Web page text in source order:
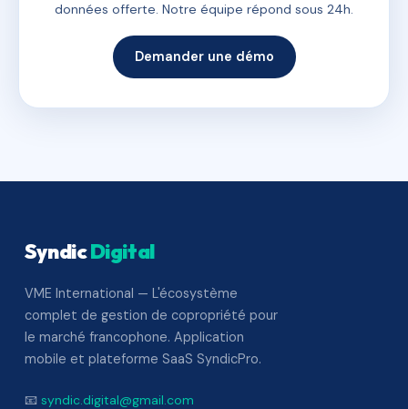
données offerte. Notre équipe répond sous 24h.
Demander une démo
SyndicDigital
VME International — L'écosystème
complet de gestion de copropriété pour
le marché francophone. Application
mobile et plateforme SaaS SyndicPro.
📧 syndic.digital@gmail.com